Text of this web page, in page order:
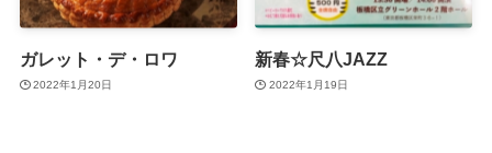
ガレット・デ・ロワ
2022年1月20日
新春☆尺八JAZZ
2022年1月19日